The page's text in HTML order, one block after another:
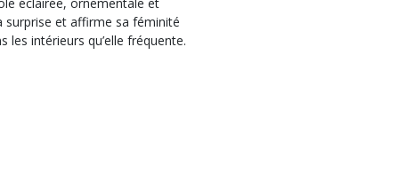
surprise et affirme sa féminité
les intérieurs qu’elle fréquente.